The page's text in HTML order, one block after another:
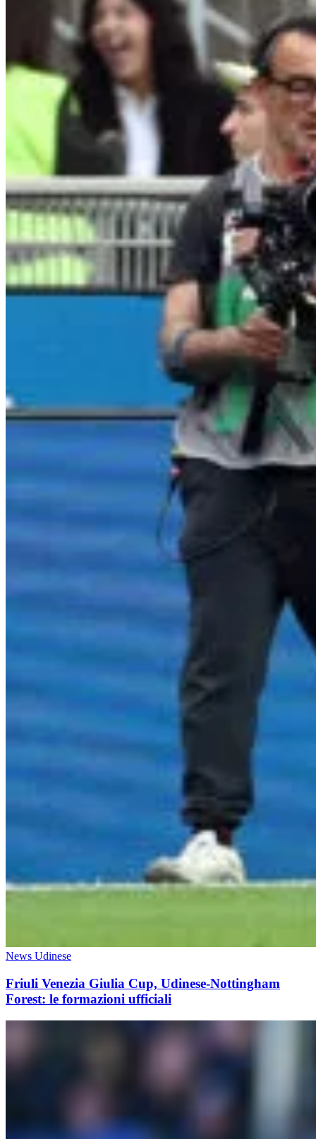
News Udinese
Friuli Venezia Giulia Cup, Udinese-Nottingham
Forest: le formazioni ufficiali